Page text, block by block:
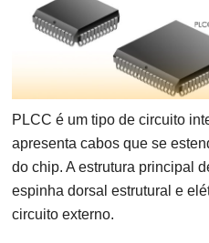
PLCC é um tipo de circuito
apresenta cabos que se
do chip. A estrutura principal
espinha dorsal estrutural e
circuito externo.